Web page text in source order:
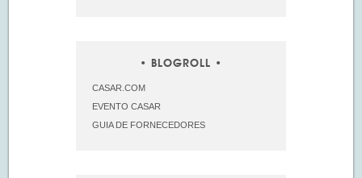
BLOGROLL
CASAR.COM
EVENTO CASAR
GUIA DE FORNECEDORES